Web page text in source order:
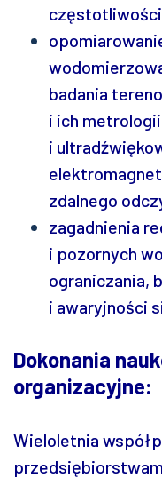
badania
i ich
i
zdalnego
zagadnienia
i pozornych
ograniczania,
i awaryjności
Dokonania
organizacyjne:
Wieloletnia